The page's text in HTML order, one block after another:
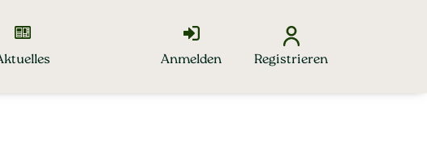
Anmelden Registrieren